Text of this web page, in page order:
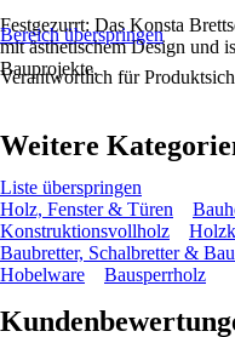
Festgezurrt: Das Konsta
mit ästhetischem Design und
Bauprojekte.
Bereich überspringen
Verantwortlich für
Weitere
Liste überspringen
Holz, Fenster & Türen
Konstruktionsvollholz
Baubretter, Schalbretter &
Hobelware
Bausperrholz